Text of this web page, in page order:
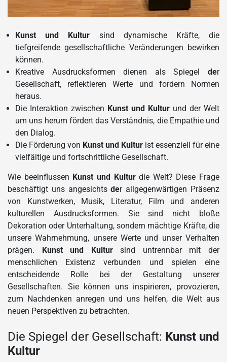
Kunst und Kultur sind dynamische Kräfte, die
tiefgreifende gesellschaftliche Veränderungen bewirken
können.
Kreative Ausdrucksformen dienen als Spiegel der
Gesellschaft, reflektieren Werte und fordern Normen
heraus.
Die Interaktion zwischen Kunst und Kultur und der Welt
um uns herum fördert das Verständnis, die Empathie und
den Dialog.
Die Förderung von Kunst und Kultur ist essenziell für eine
vielfältige und fortschrittliche Gesellschaft.
Wie beeinflussen Kunst und Kulturdie Welt? Diese Frage
beschäftigt uns angesichtsder allgegenwärtigen Präsenz
von Kunstwerken, Musik, Literatur, Film und anderen
kulturellen Ausdrucksformen. Sie sind nicht bloße
Dekoration oder Unterhaltung, sondern mächtige Kräfte, die
unsere Wahrnehmung, unsere Werte und unser Verhalten
prägen.
Kunst und Kultursind untrennbar mit der
menschlichen Existenz verbunden und spielen eine
entscheidende Rolle bei der Gestaltung unserer
Gesellschaften. Sie können uns inspirieren, provozieren,
zum Nachdenken anregen und uns helfen, die Welt aus
neuen Perspektiven zu betrachten.
Die Spiegel der Gesellschaft: Kunst und
Kultur